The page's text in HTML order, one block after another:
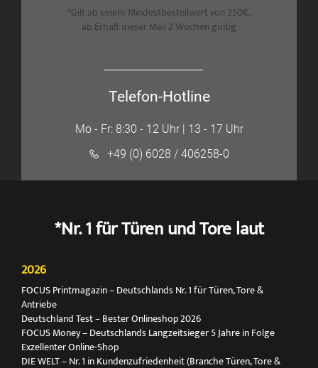
*Gilt ab einem Mindestbestellwert von 250€,
ab Erhalt dieser Mail 2 Wochen gültig
Telefon-Hotline
Mo - Fr: 8:30 - 12 Uhr | 13 - 17 Uhr
+49 (0) 6028 / 406258-0
*Nr. 1 für Türen und Tore laut
2026
FOCUS Printmagazin – Deutschlands Nr. 1 für Türen, Tore &
Antriebe
Deutschland Test – Bester Onlineshop 2026
FOCUS Money – Deutschlands Langzeitsieger 5 Jahre in Folge
Exzellenter Online-Shop
DIE WELT – Nr. 1 in Kundenzufriedenheit (Branche Türen, Tore &